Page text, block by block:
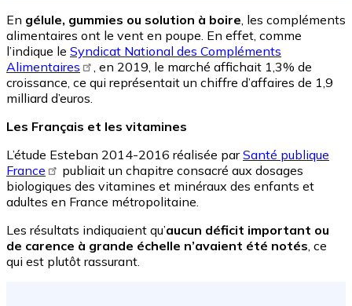
En gélule, gummies ou solution à boire, les compléments
alimentaires ont le vent en poupe. En effet, comme
l’indique le Syndicat National des Compléments
Alimentaires
, en 2019, le marché affichait 1,3% de
croissance, ce qui représentait un chiffre d’affaires de 1,9
milliard d’euros.
Les Français et les vitamines
L’étude Esteban 2014-2016 réalisée parSanté publique
France
publiait un chapitre consacré aux dosages
biologiques des vitamines et minéraux des enfants et
adultes en France métropolitaine.
Les résultats indiquaient qu’aucun déficit important ou
de carence à grande échelle n’avaient été notés, ce
qui est plutôt rassurant.